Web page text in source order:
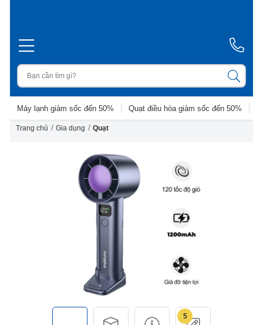
Máy lạnh giảm sốc đến 50% Quạt điều hòa giảm sốc đến 50%
Trang chủ / Gia dụng / Quạt
5